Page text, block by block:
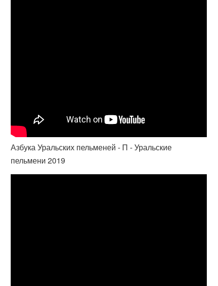
Азбука Уральских пельменей - П - Уральские
пельмени 2019